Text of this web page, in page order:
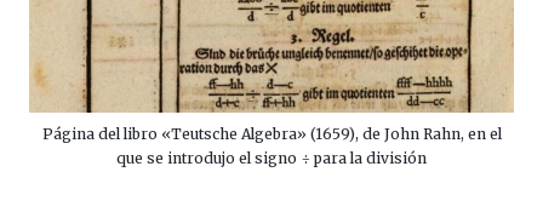
Página del libro «Teutsche Algebra» (1659), de John Rahn, en el
que se introdujo el signo ÷ para la división